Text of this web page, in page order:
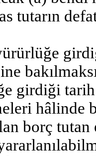
tutarın
girdiği
hâlinde
borç tutan